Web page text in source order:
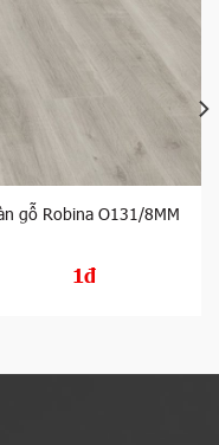
gỗ Robina O131/8MM
1đ